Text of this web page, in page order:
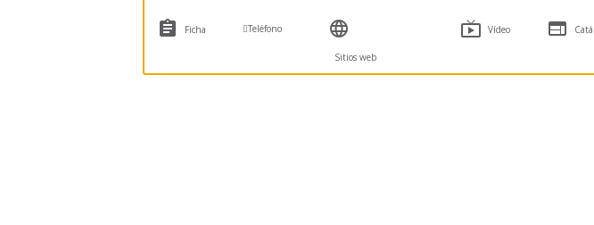
 Ficha Teléfono 
Sitios web
 Vídeo 